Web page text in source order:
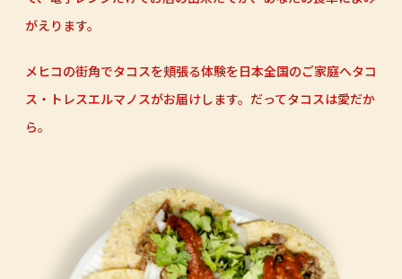
がえります。
メヒコの街角でタコスを頬張る体験を日本全国のご家庭へタコ
ス・トレスエルマノスがお届けします。 だってタコスは愛だか
ら。